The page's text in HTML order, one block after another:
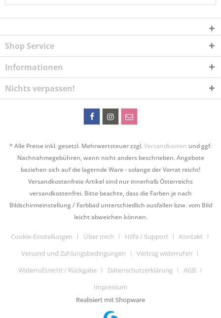
Shop Service
Informationen
Nichts verpassen!
* Alle Preise inkl. gesetzl. Mehrwertsteuer zzgl.Versandkosten und ggf.
Nachnahmegebühren, wenn nicht anders beschrieben. Angebote
beziehen sich auf die lagernde Ware - solange der Vorrat reicht!
Versandkostenfreie Artikel sind nur innerhalb Österreichs
versandkostenfrei. Bitte beachte, dass die Farben je nach
Bildschirmeinstellung / Farbbad unterschiedlich ausfallen bzw. vom Bild
leicht abweichen können.
Cookie-Einstellungen Über mich Hilfe / Support
Kontakt
Versand und Zahlungsbedingungen
Vertrag widerrufen
Widerrufsrecht / Rückgabe
Datenschutzerklärung
AGB
Impressum
Realisiert mit Shopware